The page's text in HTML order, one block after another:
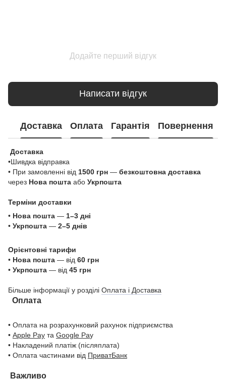
Додайте перший відгук
Написати відгук
Доставка Оплата Гарантія Повернення
Доставка
•Шивдка відправка
• При замовленні від 1500 грн — безкоштовна доставка
через Нова пошта або Укрпошта
Терміни доставки
• Нова пошта — 1–3 дні
• Укрпошта — 2–5 днів
Орієнтовні тарифи
• Нова пошта — від 60 грн
• Укрпошта — від 45 грн
Більше інформації у розділі Оплата і Доставка
Оплата
• Оплата на розрахунковий рахунок підприємства
• Apple Pay та Google Pay
• Накладений платіж (післяплата)
• Оплата частинами від ПриватБанк
Важливо